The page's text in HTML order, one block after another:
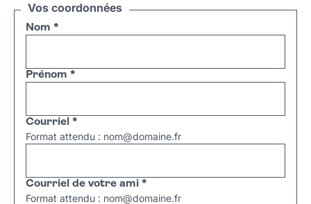
Vos coordonnées
Nom *
Prénom *
Courriel *
Format attendu : nom@domaine.fr
Courriel de votre ami *
Format attendu : nom@domaine.fr